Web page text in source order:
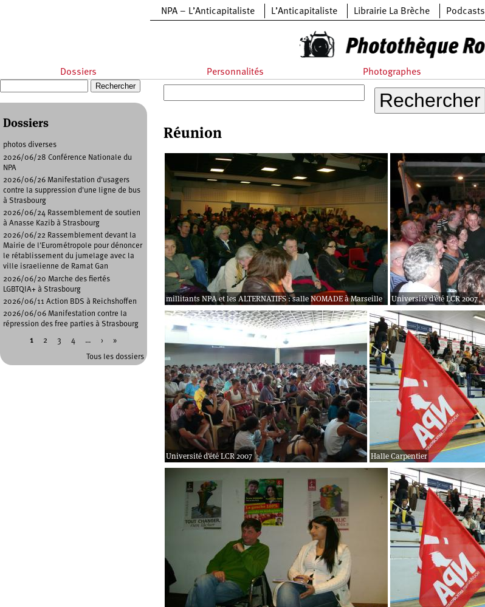
NPA – L’Anticapitaliste L’Anticapitaliste Librairie La Brèche Podcasts
Dossiers Personnalités Photographes
Réunion
millitants NPA et les ALTERNATIFS : salle NOMADE à Marseille Université d'été LCR 2007
Université d'été LCR 2007 Halle Carpentier
Pages
Formulaire de recherche
Dossiers
photos diverses
2026/06/28 Conférence Nationale du
NPA
2026/06/26 Manifestation d'usagers
contre la suppression d'une ligne de bus
à Strasbourg
2026/06/24 Rassemblement de soutien
à Anasse Kazib à Strasbourg
2026/06/22 Rassemblement devant la
Mairie de l'Eurométropole pour dénoncer
le rétablissement du jumelage avec la
ville israelienne de Ramat Gan
2026/06/20 Marche des fiertés
LGBTQIA+ à Strasbourg
2026/06/11 Action BDS à Reichshoffen
2026/06/06 Manifestation contre la
répression des free parties à Strasbourg
1 2 3 4 … › »
Tous les dossiers